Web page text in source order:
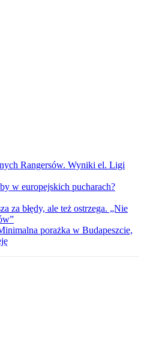
Rangersów. Wyniki el. Ligi
w europejskich pucharach?
za błędy, ale też ostrzega. „Nie
porażka w Budapeszcie,